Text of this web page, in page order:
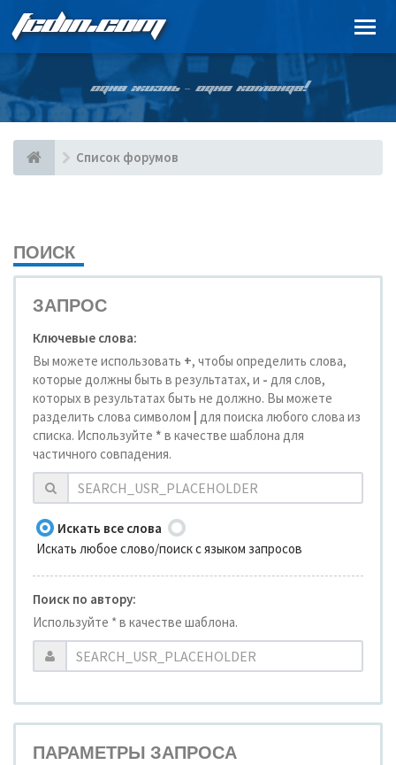
FCDIN.COM
ОДНА ЖИЗНЬ – ОДНА КОМАНДА!
Список форумов
ПОИСК
ЗАПРОС
Ключевые слова:
Вы можете использовать +, чтобы определить слова,
которые должны быть в результатах, и - для слов,
которых в результатах быть не должно. Вы можете
разделить слова символом | для поиска любого слова из
списка. Используйте * в качестве шаблона для
частичного совпадения.
Искать все слова
Искать любое слово/поиск с языком запросов
Поиск по автору:
Используйте * в качестве шаблона.
ПАРАМЕТРЫ ЗАПРОСА